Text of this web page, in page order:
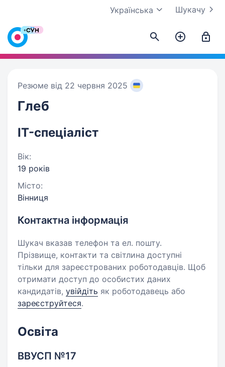
Шукачу
Українська
Резюме від 22 червня 2025
Глеб
IT-спеціаліст
Вік:
19 років
Місто:
Вінниця
Контактна інформація
Шукач вказав телефон та ел. пошту.
Прізвище, контакти та світлина доступні
тільки для зареєстрованих роботодавців. Щоб
отримати доступ до особистих даних
кандидатів, увійдіть як роботодавець або
зареєструйтеся.
Освіта
ВВУСП №17